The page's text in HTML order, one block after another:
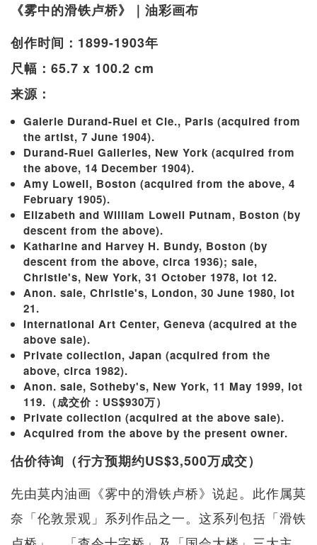
《雾中的滑铁卢桥》｜油彩画布
创作时间：1899-1903年
尺幅：65.7 x 100.2 cm
来源：
Galerie Durand-Ruel et Cie., Paris (acquired from
the artist, 7 June 1904).
Durand-Ruel Galleries, New York (acquired from
the above, 14 December 1904).
Amy Lowell, Boston (acquired from the above, 4
February 1905).
Elizabeth and William Lowell Putnam, Boston (by
descent from the above).
Katharine and Harvey H. Bundy, Boston (by
descent from the above, circa 1936); sale,
Christie's, New York, 31 October 1978, lot 12.
Anon. sale, Christie's, London, 30 June 1980, lot
21.
International Art Center, Geneva (acquired at the
above sale).
Private collection, Japan (acquired from the
above, circa 1982).
Anon. sale, Sotheby's, New York, 11 May 1999, lot
119.（成交价：US$930万）
Private collection (acquired at the above sale).
Acquired from the above by the present owner.
估价待询（行方预期约US$3,500万成交）
先由莫内油画《雾中的滑铁卢桥》说起。此作属莫
奈「伦敦景观」系列作品之一。这系列包括「滑铁